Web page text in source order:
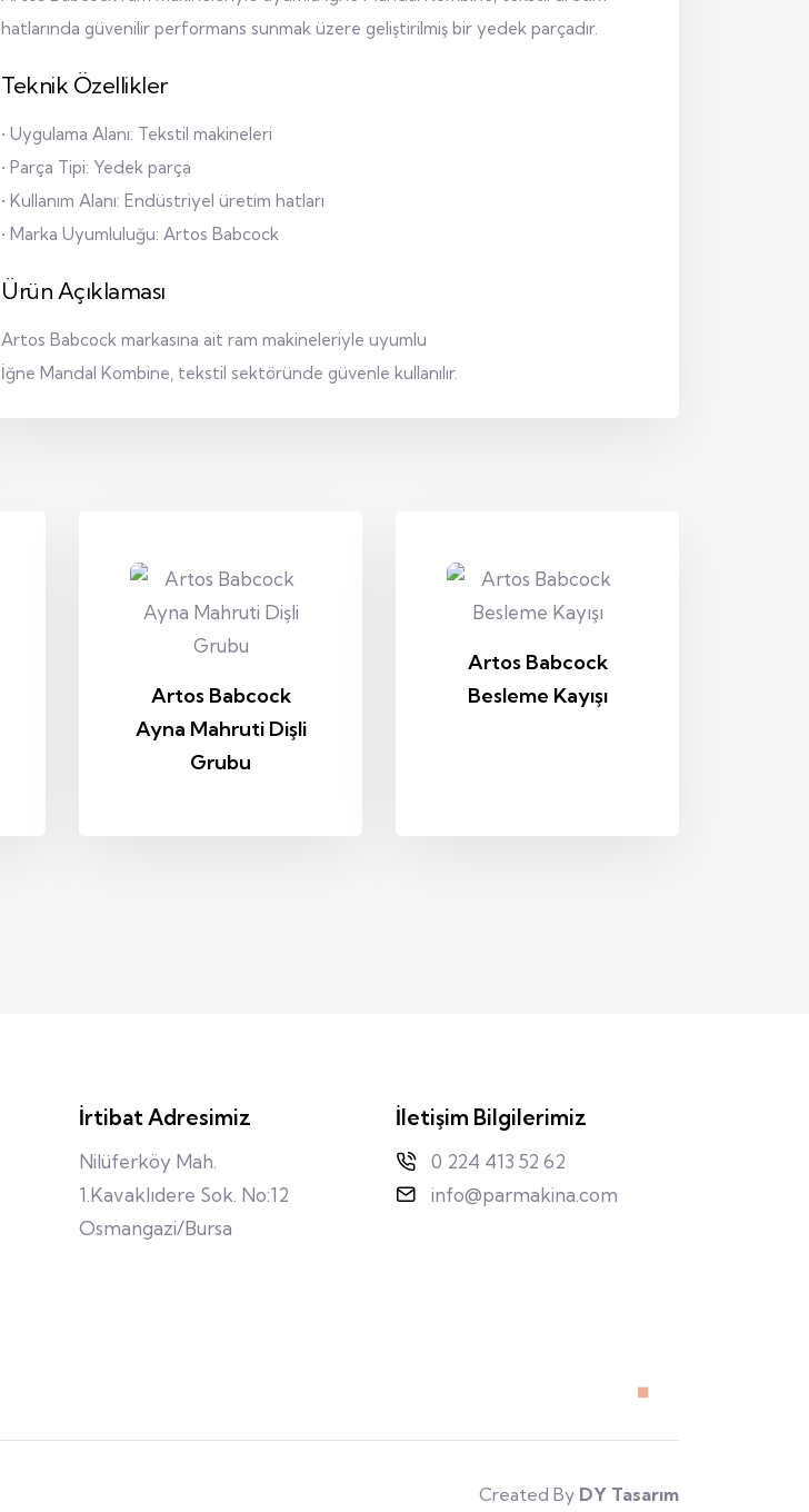
hatlarında güvenilir performans sunmak üzere geliştirilmiş bir yedek parçadır.
Teknik Özellikler
• Uygulama Alanı: Tekstil makineleri
• Parça Tipi: Yedek parça
• Kullanım Alanı: Endüstriyel üretim hatları
• Marka Uyumluluğu: Artos Babcock
Ürün Açıklaması
Artos Babcock markasına ait ram makineleriyle uyumlu
İğne Mandal Kombine, tekstil sektöründe güvenle kullanılır.
Artos Babcock
Ayna Mahruti Dişli
Grubu
Artos Babcock
Besleme Kayışı
İrtibat Adresimiz
Nilüferköy Mah.
1.Kavaklıdere Sok. No:12
Osmangazi/Bursa
İletişim Bilgilerimiz
0 224 413 52 62
info@parmakina.com
Created By DY Tasarım